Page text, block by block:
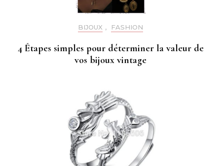
BIJOUX , FASHION
4 Étapes simples pour déterminer la valeur de
vos bijoux vintage